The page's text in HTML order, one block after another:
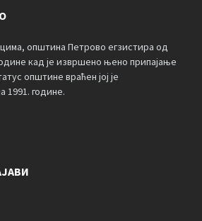
општина Петрово егзистира од
кад је извршено њено припајање
општине враћен јој је
1991. године.